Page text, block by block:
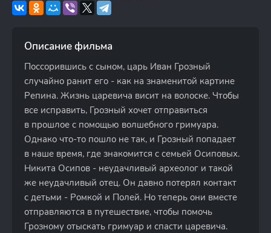
Описание фильма
Поссорившись с сыном, царь Иван Грозный
случайно ранит его - как на знаменитой картине
Репина. Жизнь царевича висит на волоске. Чтобы
все исправить, Грозный хочет отправиться
в прошлое с помощью волшебного гримуара.
Однако что-то пошло не так, и Грозный попадает
в наше время, где знакомится с семьей Осиповых.
Никита Осипов - неудачливый археолог и такой
же неудачливый отец. Он давно потерял контакт
с детьми - Ромкой и Полей. Но теперь они вместе
отправляются в путешествие, чтобы помочь
Грозному отыскать гримуар и спасти царевича.